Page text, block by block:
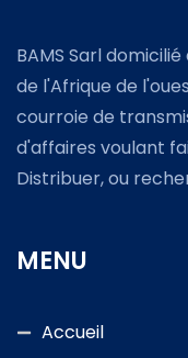
BAMS Sarl
de l'Afrique de
courroie de
d'affaires voulant
Distribuer, ou
MENU
Accueil